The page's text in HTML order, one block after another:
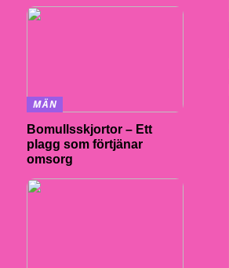
MÄN
Bomullsskjortor – Ett
plagg som förtjänar
omsorg